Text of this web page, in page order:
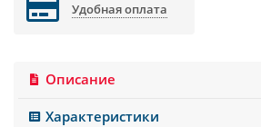
Удобная оплата
Описание
Характеристики